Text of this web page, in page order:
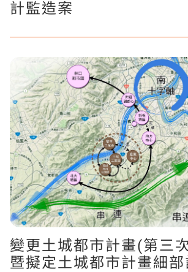
計監造案
變更土城都市計畫(第三
暨擬定土城都市計畫細部